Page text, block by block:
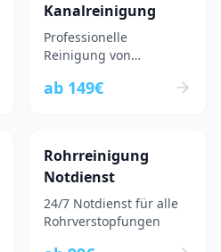
Kanalreinigung
Professionelle
Reinigung von
ab 149€
Rohrreinigung
Notdienst
24/7 Notdienst für alle
Rohrverstopfungen